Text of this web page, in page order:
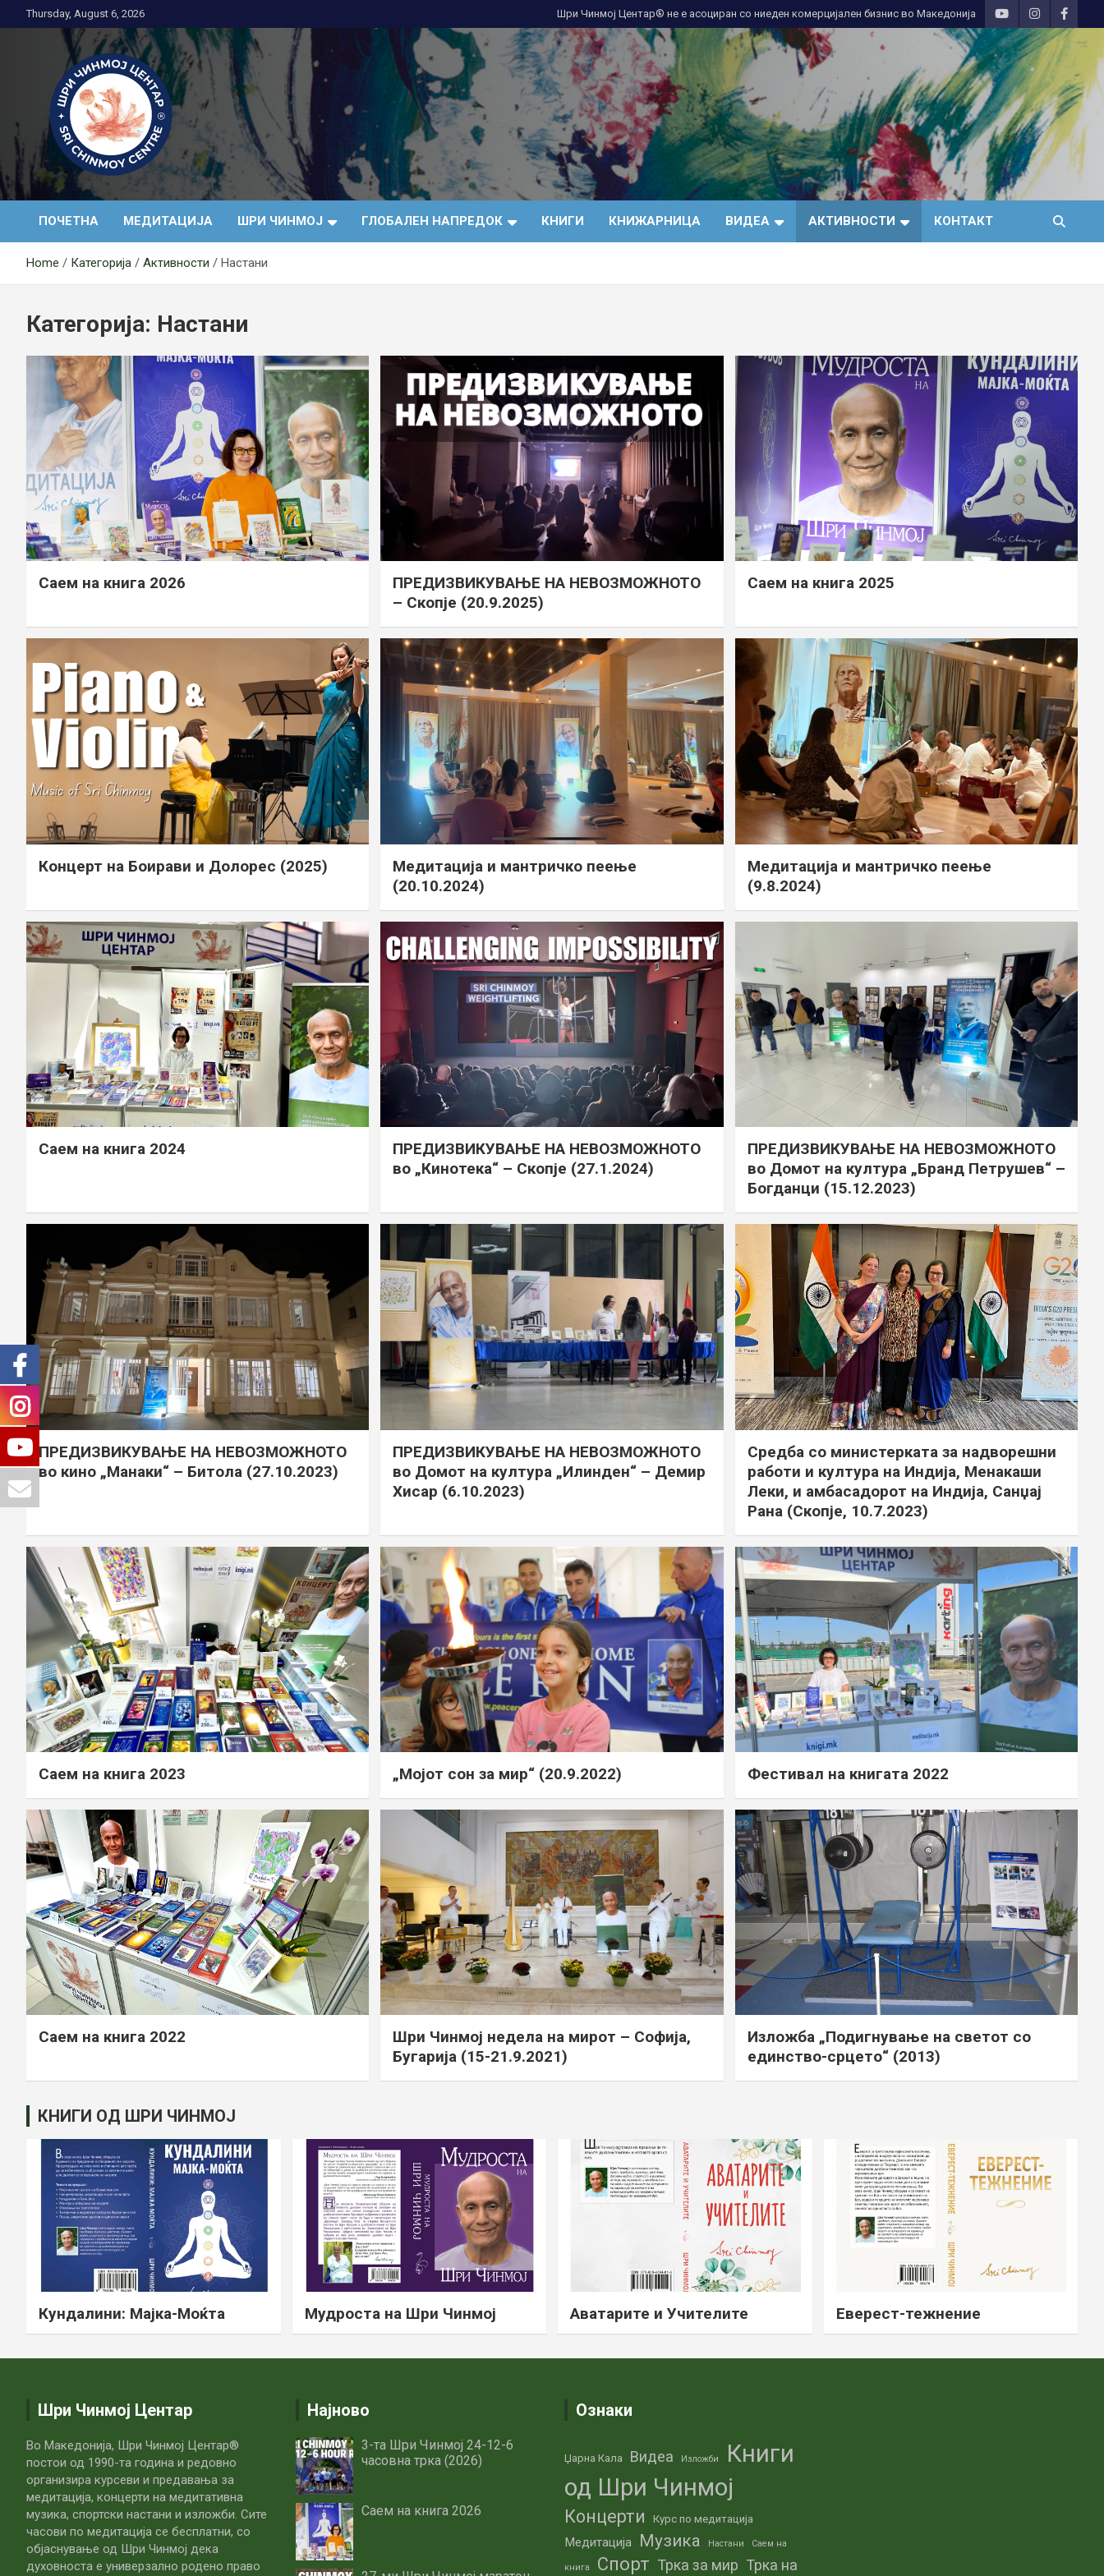
to
Thursday, August 6, 2026 Шри Чинмој Центар® не е асоциран со ниеден комерцијален бизнис во Македонија
Медитација
ПОЧЕТНА МЕДИТАЦИЈА ШРИ ЧИНМОЈ ГЛОБАЛЕН НАПРЕДОК КНИГИ КНИЖАРНИЦА ВИДЕА АКТИВНОСТИ КОНТАКТ
Home Категорија Активности Настани
Категорија: Настани
Саем на книга 2026
ПРЕДИЗВИКУВАЊЕ НА НЕВОЗМОЖНОТО
– Скопје (20.9.2025)
Саем на книга 2025
Концерт на Боирави и Долорес (2025)
Медитација и мантричко пеење
(20.10.2024)
Медитација и мантричко пеење
(9.8.2024)
Саем на книга 2024
ПРЕДИЗВИКУВАЊЕ НА НЕВОЗМОЖНОТО
во „Кинотека“ – Скопје (27.1.2024)
ПРЕДИЗВИКУВАЊЕ НА НЕВОЗМОЖНОТО
во Домот на култура „Бранд Петрушев“ –
Богданци (15.12.2023)
ПРЕДИЗВИКУВАЊЕ НА НЕВОЗМОЖНОТО
во кино „Манаки“ – Битола (27.10.2023)
ПРЕДИЗВИКУВАЊЕ НА НЕВОЗМОЖНОТО
во Домот на култура „Илинден“ – Демир
Хисар (6.10.2023)
Средба со министерката за надворешни
работи и култура на Индија, Менакаши
Леки, и амбасадорот на Индија, Санџај
Рана (Скопје, 10.7.2023)
Саем на книга 2023 „Мојот сон за мир“ (20.9.2022) Фестивал на книгата 2022
Саем на книга 2022
Шри Чинмој недела на мирот – Софија,
Бугарија (15-21.9.2021)
Изложба „Подигнување на светот со
единство-срцето“ (2013)
КНИГИ ОД ШРИ ЧИНМОЈ
Кундалини: Мајка-Моќта Мудроста на Шри Чинмој Аватарите и Учителите Еверест-тежнение
Шри Чинмој Центар
Во Македонија, Шри Чинмој Центар®
постои од 1990-та година и редовно
организира курсеви и предавања за
медитација, концерти на медитативна
музика, спортски настани и изложби. Сите
часови по медитацијa се бесплатни, со
објаснување од Шри Чинмој дека
духовноста е универзално родено право
Најново
3-та Шри Чинмој 24-12-6
часовна трка (2026)
Саем на книга 2026
Ознаки
Џарна Кала Видеа Изложби
Книги
од Шри Чинмој
Концерти Курс по медитација
Медитација Музика Настани Саем на
книга Спорт Трка за мир Трка на